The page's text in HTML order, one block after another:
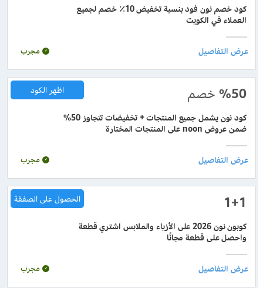
كود خصم نون فود بنسبة تخفيض 10٪ خصم لجميع
العملاء في الكويت
مجرب
%50 خصم
كود نون يشمل جميع المنتجات + تخفيضات تتجاوز 50%
ضمن عروض noon على المنتجات المختارة
اظهر الكود
مجرب
1+1
كوبون نون 2026 على الأزياء والملابس اشتري قطعة
واحصل على قطعة مجانًا
الحصول على الصفقة
مجرب